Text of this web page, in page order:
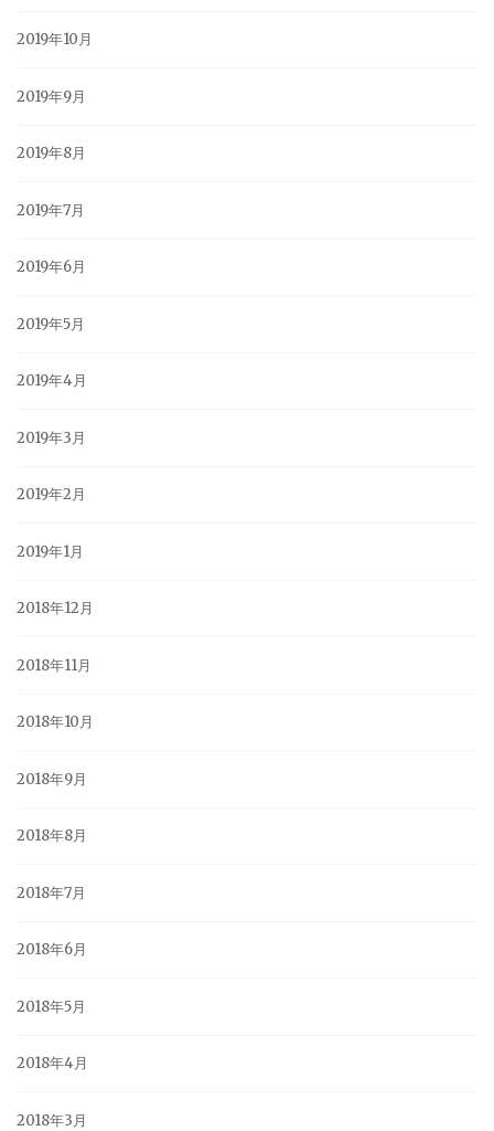
2019年10月
2019年9月
2019年8月
2019年7月
2019年6月
2019年5月
2019年4月
2019年3月
2019年2月
2019年1月
2018年12月
2018年11月
2018年10月
2018年9月
2018年8月
2018年7月
2018年6月
2018年5月
2018年4月
2018年3月